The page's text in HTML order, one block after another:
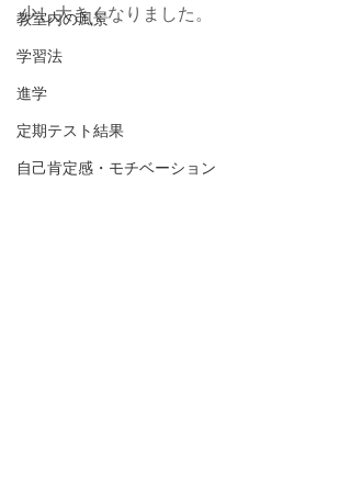
教室内の風景
学習法
進学
定期テスト結果
自己肯定感・モチベーション
少し大きくなりました。